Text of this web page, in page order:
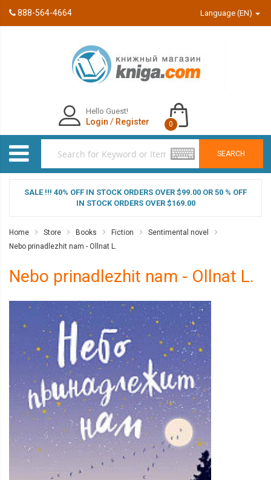
888-564-4664 Language (EN)
SEARCH
Hello Guest!
Login / Register 0
SALE !!! 40% OFF IN STOCK ORDERS OVER $99.00 OR 50 % OFF
IN STOCK ORDERS OVER $169.00
Home Store Books Fiction
Sentimental novel
Nebo prinadlezhit nam - Ollnat L.
Nebo prinadlezhit nam - Ollnat L.